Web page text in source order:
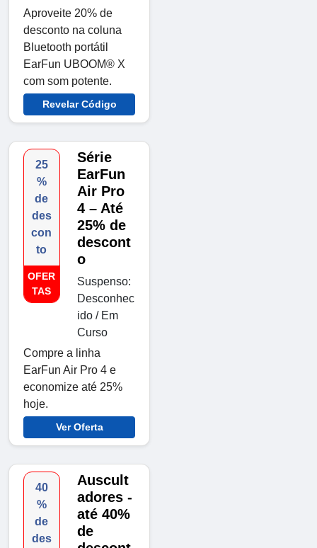
Aproveite 20% de
desconto na coluna
Bluetooth portátil
EarFun UBOOM® X
com som potente.
Revelar Código
25
%
de
des
con
to
OFER
TAS
Série
EarFun
Air Pro
4 – Até
25% de
descont
o
Suspenso:
Desconhec
ido / Em
Curso
Compre a linha
EarFun Air Pro 4 e
economize até 25%
hoje.
Ver Oferta
40
%
de
des
Auscult
adores -
até 40%
de